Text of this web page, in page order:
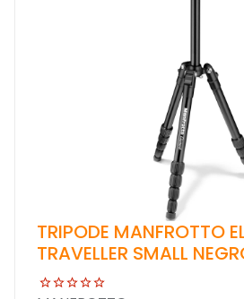
TRIPODE MANFROTTO
TRAVELLER SMALL